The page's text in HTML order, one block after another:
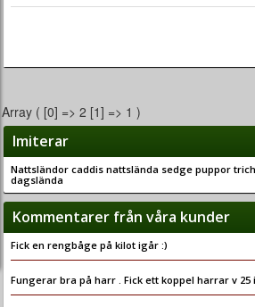
Array ( [0] => 2 [1] => 1 )
Imiterar
Nattsländor caddis nattslända sedge puppor
dagslända
Kommentarer från våra kunder
Fick en rengbåge på kilot igår :)
Fungerar bra på harr . Fick ett koppel harrar v 25